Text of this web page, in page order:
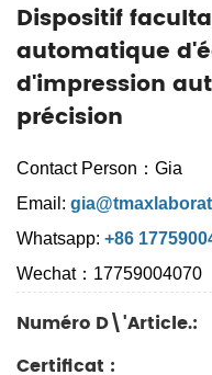
Dispositif
automatique
d'impression
précision
Contact Person：Gia
Email:
Whatsapp: +86
Wechat：17759004070
Numéro D\'article.:
Certificat :